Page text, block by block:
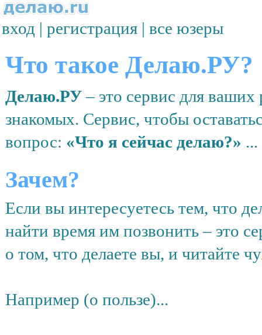
вход | регистрация | все юзеры
Что такое Делаю.РУ?
Делаю.РУ– это сервис для
знакомых. Сервис, чтобы
вопрос: «Что я сейчас делаю?» ...
Зачем?
Если вы интересуетесь тем, что
найти время им позвонить – это
о том, что делаете вы, и читайте
Например (о пользе)...